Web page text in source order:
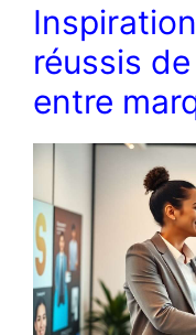
réussis
entre